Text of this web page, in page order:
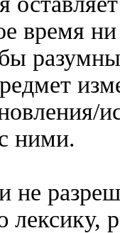
время
ними.
не
лексику,